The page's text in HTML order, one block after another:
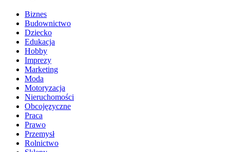
Biznes
Budownictwo
Dziecko
Edukacja
Hobby
Imprezy
Marketing
Moda
Motoryzacja
Nieruchomości
Obcojęzyczne
Praca
Prawo
Przemysł
Rolnictwo